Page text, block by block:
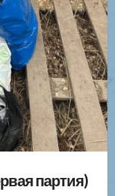
партия)